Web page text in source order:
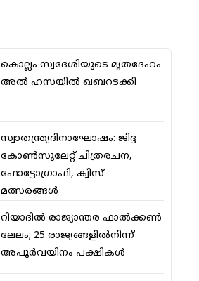
കൊല്ലം സ്വദേശിയുടെ മൃതദേഹം
അല്‍ ഹസയില്‍ ഖബറടക്കി
സ്വാതന്ത്ര്യദിനാഘോഷം: ജിദ്ദ
കോണ്‍സുലേറ്റ് ചിത്രരചന,
ഫോട്ടോഗ്രാഫി, ക്വിസ്
മത്സരങ്ങള്‍
റിയാദില്‍ രാജ്യാന്തര ഫാല്‍ക്കണ്‍
ലേലം; 25 രാജ്യങ്ങളില്‍നിന്ന്
അപൂര്‍വയിനം പക്ഷികള്‍